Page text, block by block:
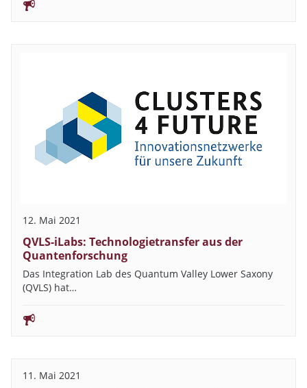
12. Mai 2021
QVLS-iLabs: Technologietransfer aus der
Quantenforschung
Das Integration Lab des Quantum Valley Lower Saxony
(QVLS) hat…
11. Mai 2021